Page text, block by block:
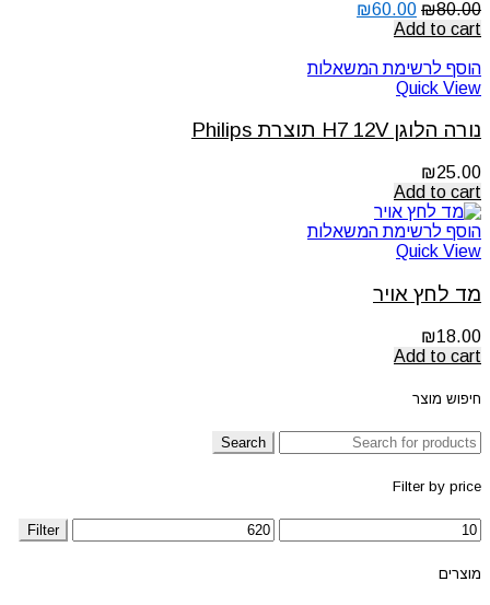
₪80.00
₪60.00
Add to cart
הוסף לרשימת המשאלות
Quick View
נורה הלוגן H7 12V תוצרת Philips
₪25.00
Add to cart
הוסף לרשימת המשאלות
Quick View
מד לחץ אויר
₪18.00
Add to cart
חיפוש מוצר
Search
Filter by price
Filter
מוצרים